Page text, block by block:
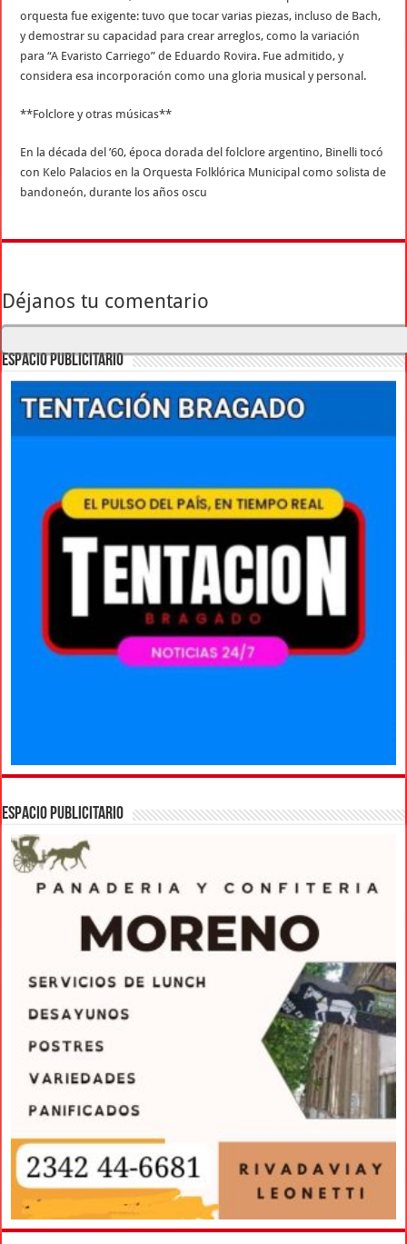
orquesta fue exigente: tuvo que tocar varias piezas, incluso de Bach,
y demostrar su capacidad para crear arreglos, como la variación
para “A Evaristo Carriego” de Eduardo Rovira. Fue admitido, y
considera esa incorporación como una gloria musical y personal.
**Folclore y otras músicas**
En la década del ’60, época dorada del folclore argentino, Binelli tocó
con Kelo Palacios en la Orquesta Folklórica Municipal como solista de
bandoneón, durante los años oscu
Déjanos tu comentario
ESPACIO PUBLICITARIO
ESPACIO PUBLICITARIO